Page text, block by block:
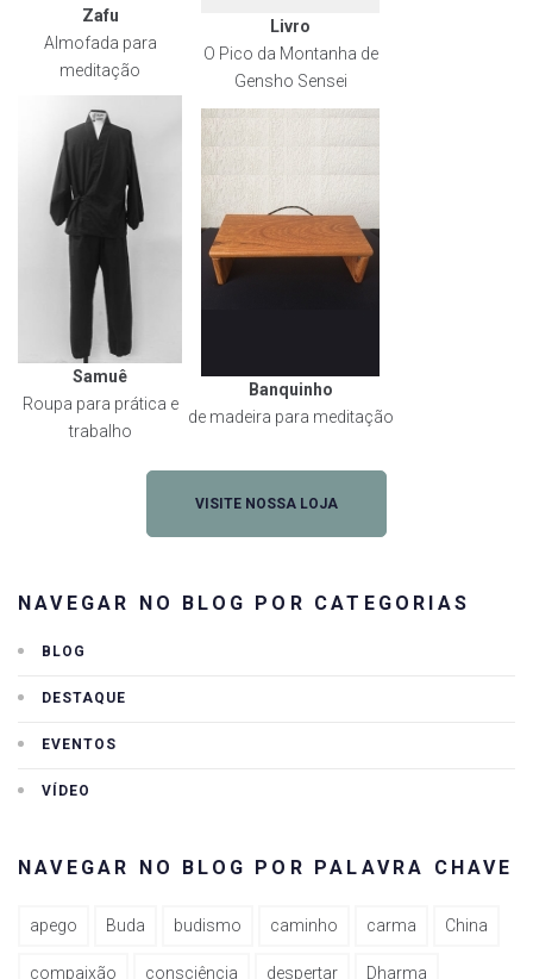
Zafu
Almofada para
meditação
Livro
O Pico da Montanha de
Gensho Sensei
Samuê
Roupa para prática e
trabalho
Banquinho
de madeira para meditação
VISITE NOSSA LOJA
NAVEGAR NO BLOG POR CATEGORIAS
BLOG
DESTAQUE
EVENTOS
VÍDEO
NAVEGAR NO BLOG POR PALAVRA CHAVE
apego Buda budismo caminho carma China
compaixão consciência despertar Dharma